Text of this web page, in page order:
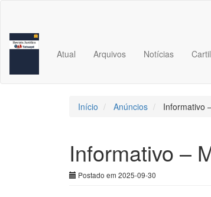
principal
Barra
Atual Arquivos Notícias
Início Anúncios Informativo
Informativo –
Postado em 2025-09-30